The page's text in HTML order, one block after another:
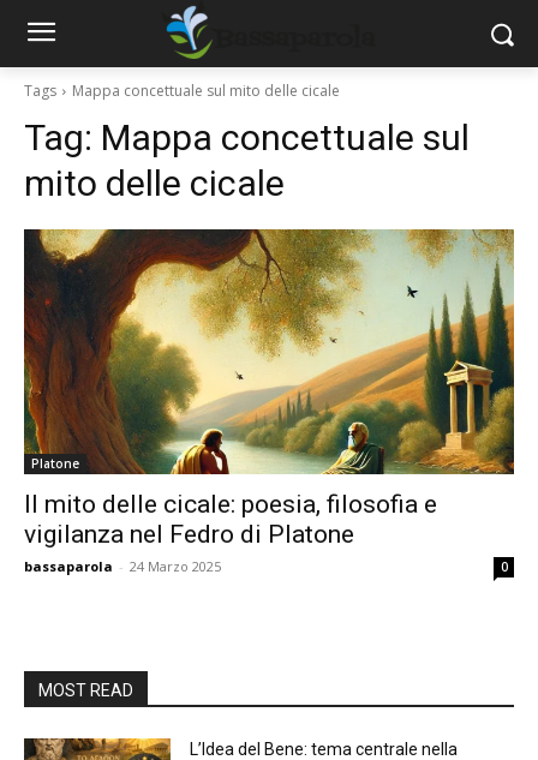
Tags Mappa concettuale sul mito delle cicale
Tag: Mappa concettuale sul
mito delle cicale
Platone
Il mito delle cicale: poesia, filosofia e
vigilanza nel Fedro di Platone
bassaparola - 24 Marzo 2025 0
MOST READ
L’Idea del Bene: tema centrale nella